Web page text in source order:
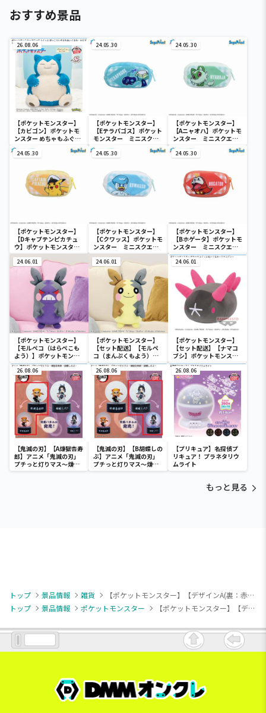
おすすめ景品
26.08.06
【ポケットモンスター】
【カビゴン】ポケットモ
ンスター めちゃもふぐっ
と ほっこりいやされぬい
ぐるみ～カビゴン～
24.05.30
【ポケットモンスター】
【Eテラパゴス】ポケット
モンスター ミニスクエ
アポーチ
24.05.30
【ポケットモンスター】
【Aニャオハ】ポケットモ
ンスター ミニスクエア
ポーチ
24.05.30
【ポケットモンスター】
【Dキャプテンピカチュ
ウ】ポケットモンスタ
ー ミニスクエアポーチ
24.05.30
【ポケットモンスター】
【Cクワッス】ポケットモ
ンスター ミニスクエア
ポーチ
24.05.30
【ポケットモンスター】
【Bホゲータ】ポケットモ
ンスター ミニスクエア
ポーチ
24.06.01
【ポケットモンスター】
【モルペコ（はらぺこも
よう）】ポケットモンス
ター めちゃもふぐっとぬ
いぐるみ～モルペコ（は
らぺこもよう）～
24.06.01
【ポケットモンスター】
【セット配送】【モルペ
コ（まんぷくもよう）】
ポケットモンスター めち
ゃもふぐっとぬいぐるみ
～モルペコ（まんぷくも
よう）～
24.06.01
【ポケットモンスター】
【セット配送】【ナマコ
ブシ】ポケットモンスタ
ー めちゃもふぐっとぬい
ぐるみ～ナマコブシ～
26.08.06
【鬼滅の刃】【A煉獄杏寿
郎】アニメ「鬼滅の刃」
プチっと灯りマス～煉獄
杏寿郎・胡蝶しのぶ～
26.08.06
【鬼滅の刃】【B胡蝶しの
ぶ】アニメ「鬼滅の刃」
プチっと灯りマス～煉獄
杏寿郎・胡蝶しのぶ～
26.08.06
【プリキュア】名探偵プ
リキュア！ プラネタリウ
ムライト
もっと見る
トップ 景品情報 雑貨
【ポケットモンスター】【デザインA(裏：赤×白)】ポケットモンスター 座布団クッション～WAGARA -ART-～
トップ
景品情報 ポケットモンスター 【ポケットモンスター】【デザインA(裏：赤×白)】ポケットモンスター 座布団クッション～WAGARA -ART-～